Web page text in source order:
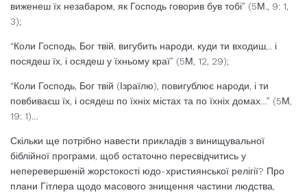
виженеш їх незабаром, як Господь говорив був тобі” (5М., 9: 1,
3);
“Коли Господь, Бог твій, вигубить народи, куди ти входиш,.. і
посядеш їх, і осядеш у їхньому краї” (5М, 12, 29);
“Коли Господь, Бог твій (Ізраїлю), повигублює народи, і ти
повбиваєш їх, і осядеш по їхніх містах та по їхніх домах…” (5М,
19: 1)…
Скільки ще потрібно навести прикладів з винищувальної
біблійної програми, щоб остаточно пересвідчитись у
неперевершеній жорстокості юдо-християнської релігії? Про
плани Гітлера щодо масового знищення частини людства,